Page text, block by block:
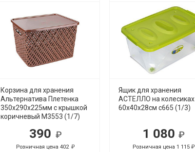
Корзина для хранения
Альтернатива Плетенка
350х290х225мм с крышкой
коричневый М3553 (1/7)
390
Розничная цена 402
Ящик для хранения
АСТЕЛЛО на колесиках
60х40х28см с665 (1/3)
1 080
Розничная цена 1 115
руб.
руб.